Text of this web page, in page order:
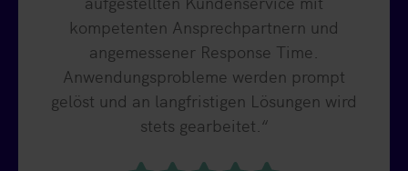
kompetenten Ansprechpartnern und
angemessener Response Time.
Anwendungsprobleme werden prompt
gelöst und an langfristigen Lösungen wird
stets gearbeitet.“